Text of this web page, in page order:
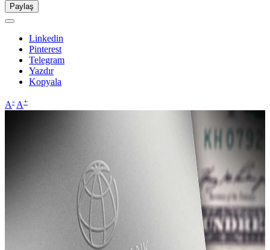
Paylaş
Linkedin
Pinterest
Telegram
Yazdır
Kopyala
A- A+